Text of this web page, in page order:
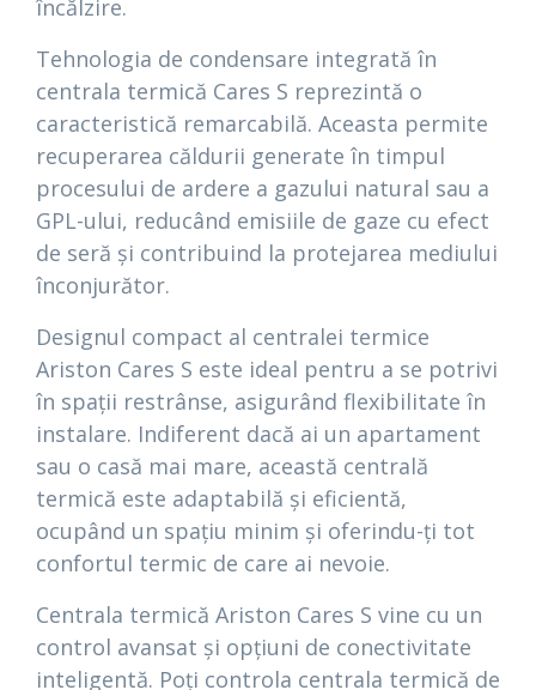
încălzire.
Tehnologia de condensare integrată în
centrala termică Cares S reprezintă o
caracteristică remarcabilă. Aceasta permite
recuperarea căldurii generate în timpul
procesului de ardere a gazului natural sau a
GPL-ului, reducând emisiile de gaze cu efect
de seră și contribuind la protejarea mediului
înconjurător.
Designul compact al centralei termice
Ariston Cares S este ideal pentru a se potrivi
în spații restrânse, asigurând flexibilitate în
instalare. Indiferent dacă ai un apartament
sau o casă mai mare, această centrală
termică este adaptabilă și eficientă,
ocupând un spațiu minim și oferindu-ți tot
confortul termic de care ai nevoie.
Centrala termică Ariston Cares S vine cu un
control avansat și opțiuni de conectivitate
inteligentă. Poți controla centrala termică de